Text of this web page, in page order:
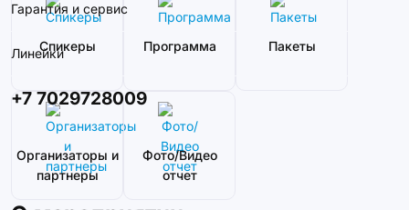
Гарантия и сервис
Линейки
+7 7029728009
Спикеры Программа Пакеты
Организаторы и
партнеры
Фото/Видео
отчет